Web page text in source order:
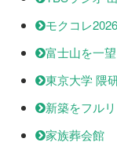
モクコレ
富士山を一
東京大学 隈
新築をフル
家族葬会館